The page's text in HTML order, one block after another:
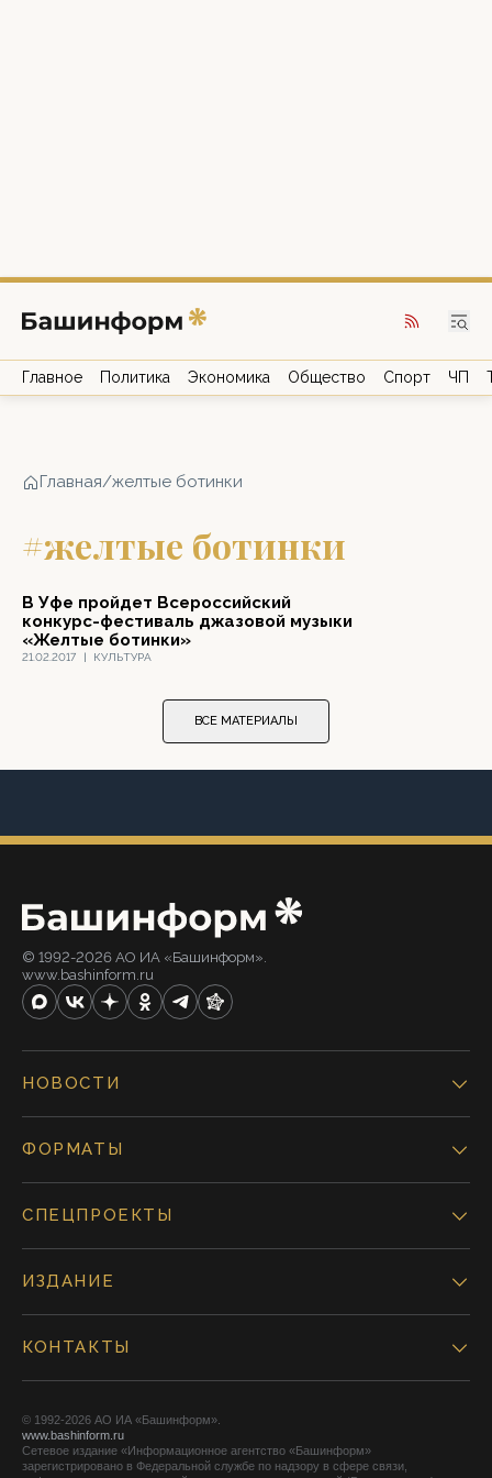
Главное Политика Экономика Общество Спорт ЧП
Главная/желтые ботинки
#желтые ботинки
21.02.2017 | КУЛЬТУРА
В Уфе пройдет Всероссийский
конкурс-фестиваль джазовой музыки
«Желтые ботинки»
ВСЕ МАТЕРИАЛЫ
© 1992-2026 АО ИА «Башинформ».
www.bashinform.ru
НОВОСТИ
ФОРМАТЫ
СПЕЦПРОЕКТЫ
ИЗДАНИЕ
КОНТАКТЫ
© 1992-2026 АО ИА «Башинформ».
www.bashinform.ru
Сетевое издание «Информационное агентство «Башинформ»
зарегистрировано в Федеральной службе по надзору в сфере связи,